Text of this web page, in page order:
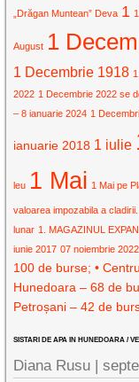
„Drăgan Muntean” Deva 1
August 1
1 Decembrie 1918
2022 1 Decembrie 2022 se
– 8 ianuarie 2024 1
ianuarie 2018 1 iulie
leu 1 Mai 1 Mai pe
valoarea impozabila a cladirii.
lunar 1. MAGAZINUL
iunie 2017 07 noiembrie 2022
100 de burse; •
Hunedoara – 68 de
Petroșani – 42 de
SISTARI DE APA IN HUNEDOARA /
Diana Rusu |